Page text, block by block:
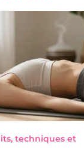
techniques et